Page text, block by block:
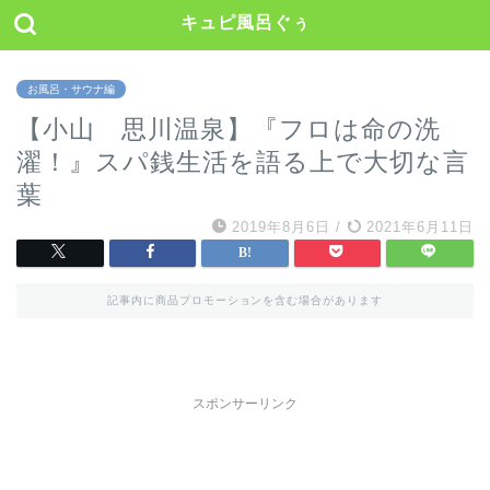
キュピ風呂ぐぅ
お風呂・サウナ編
【小山 思川温泉】『フロは命の洗
濯！』スパ銭生活を語る上で大切な言
葉
2019年8月6日 / 2021年6月11日
記事内に商品プロモーションを含む場合があります
スポンサーリンク